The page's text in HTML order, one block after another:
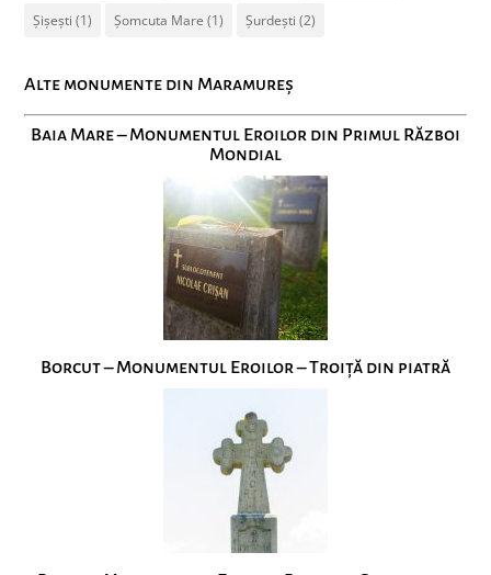
Șișești (1) Șomcuta Mare (1) Șurdești (2)
Alte monumente din Maramureș
Baia Mare – Monumentul Eroilor din Primul Război
Mondial
Borcut – Monumentul Eroilor – Troiță din piatră